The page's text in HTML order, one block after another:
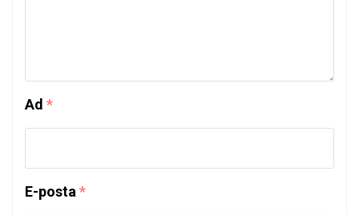
Ad *
E-posta*